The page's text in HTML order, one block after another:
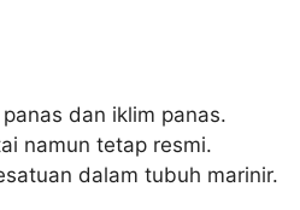
dan iklim panas.
namun tetap resmi.
dalam tubuh marinir.